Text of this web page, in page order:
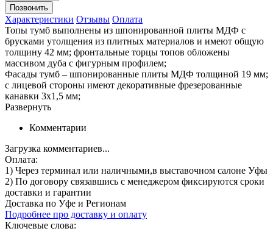
Позвонить
Характеристики Отзывы Оплата
Топы тумб выполнены из шпонированной плиты МДФ с
брусками утолщения из плитных материалов и имеют общую
толщину 42 мм; фронтальные торцы топов обложены
массивом дуба с фигурным профилем;
Фасады тумб – шпонированные плиты МДФ толщиной 19 мм;
с лицевой стороны имеют декоративные фрезерованные
канавки 3х1,5 мм;
Развернуть
Комментарии
Загрузка комментариев...
Оплата:
1) Через терминал или наличными,в выставочном салоне Уфы
2) По договору связавшись с менеджером фиксируются сроки
доставки и гарантии
Доставка по Уфе и Регионам
Подробнее про доставку и оплату
Ключевые слова: